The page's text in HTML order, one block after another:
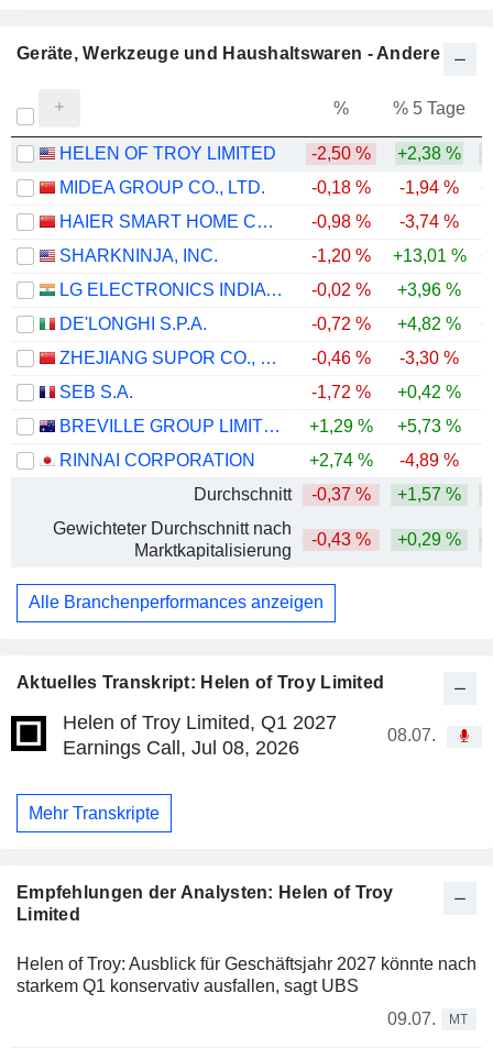
Aktuelles Transkript: Helen of Troy Limited
Helen of Troy Limited, Q1 2027
Earnings Call, Jul 08, 2026
08.07.
Mehr Transkripte
Empfehlungen der Analysten: Helen of Troy
Limited
Helen of Troy: Ausblick für Geschäftsjahr 2027 könnte nach
starkem Q1 konservativ ausfallen, sagt UBS
09.07.
MT
Geräte, Werkzeuge und Haushaltswaren - Andere
% % 5 Tage
HELEN OF TROY LIMITED -2,50 % +2,38 %
MIDEA GROUP CO., LTD.
-0,18 % -1,94 %
HAIER SMART HOME CO., LTD.
-0,98 % -3,74 %
SHARKNINJA, INC.
-1,20 % +13,01 %
LG ELECTRONICS INDIA LIMITED
-0,02 %
+3,96 %
DE'LONGHI S.P.A.
-0,72 % +4,82 %
ZHEJIANG SUPOR CO., LTD.
-0,46 % -3,30 %
SEB S.A.
-1,72 % +0,42 %
BREVILLE GROUP LIMITED
+1,29 % +5,73 %
RINNAI CORPORATION
+2,74 % -4,89 %
Durchschnitt
-0,37 % +1,57 %
Gewichteter Durchschnitt nach
Marktkapitalisierung
-0,43 % +0,29 %
Alle Branchenperformances anzeigen